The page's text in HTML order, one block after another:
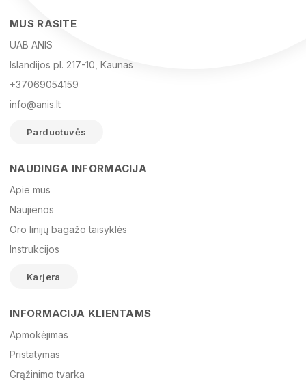
El. paštas
Žinutė
MUS RASITE
UAB ANIS
Islandijos pl. 217-10, Kaunas
+37069054159
info@anis.lt
Parduotuvės
NAUDINGA INFORMACIJA
Apie mus
Naujienos
Oro linijų bagažo taisyklės
Instrukcijos
Karjera
INFORMACIJA KLIENTAMS
Apmokėjimas
Pristatymas
Grąžinimo tvarka